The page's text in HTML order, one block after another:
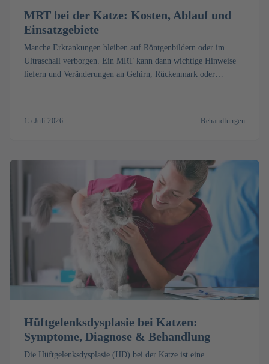
MRT bei der Katze: Kosten, Ablauf und
Einsatzgebiete
Manche Erkrankungen bleiben auf Röntgenbildern oder im
Ultraschall verborgen. Ein MRT kann dann wichtige Hinweise
liefern und Veränderungen an Gehirn, Rückenmark oder
15 Juli 2026 Behandlungen
Hüftgelenksdysplasie bei Katzen:
Symptome, Diagnose & Behandlung
Die Hüftgelenksdysplasie (HD) bei der Katze ist eine